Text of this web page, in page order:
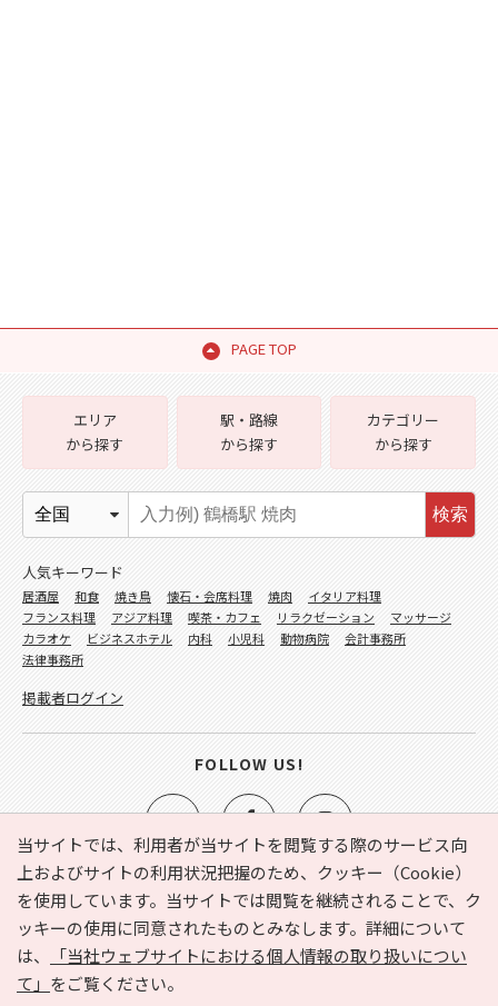
PAGE TOP
当サイトでは、利用者が当サイトを閲覧する際のサービス向
上およびサイトの利用状況把握のため、クッキー（Cookie）
を使用しています。当サイトでは閲覧を継続されることで、ク
ッキーの使用に同意されたものとみなします。詳細について
は、
「当社ウェブサイトにおける個人情報の取り扱いについ
て」 をご覧ください。
e-NAVITA（イーナビタ）とは？ お気に入り
ヘルプ
利用規約
個人情報の取り扱いについて
運営会社
サイトマップ
広告掲載に関するお問い合わせ
エリア
から探す
駅・路線
から探す
カテゴリー
から探す
検索
人気キーワード
居酒屋 和食 焼き鳥 懐石・会席料理 焼肉
イタリア料理
フランス料理
アジア料理 喫茶・カフェ リラクゼーション
マッサージ
カラオケ
ビジネスホテル 内科 小児科 動物病院
会計事務所
法律事務所
掲載者ログイン
FOLLOW US!